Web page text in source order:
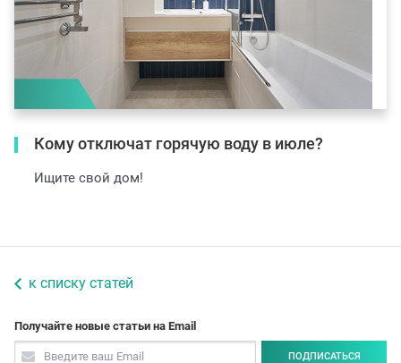
Кому отключат горячую воду в июле?
Ищите свой дом!
к списку статей
Получайте новые статьи на Email
ПОДПИСАТЬСЯ